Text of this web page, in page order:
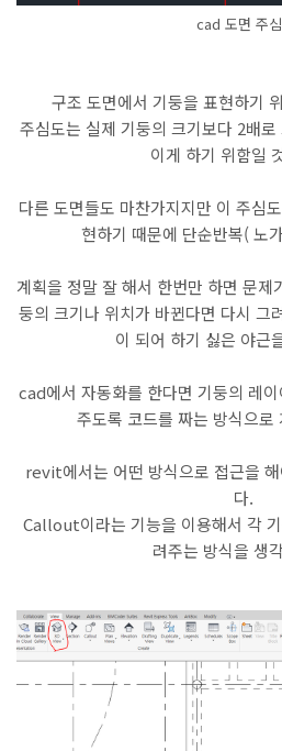
cad 도면 주
구조 도면에서 기둥을 표현하기
주심도는 실제 기둥의 크기보다 2배
이게 하기 위함일
다른 도면들도 마찬가지지만 이 주심
현하기 때문에 단순반복( 노
계획을 정말 잘 해서 한번만 하면 문제
둥의 크기나 위치가 바뀐다면 다시 그
이 되어 하기 싫은 야근
cad에서 자동화를 한다면 기둥의 레
주도록 코드를 짜는 방식으로
revit에서는 어떤 방식으로 접근을
다.
Callout이라는 기능을 이용해서 각
려주는 방식을 생